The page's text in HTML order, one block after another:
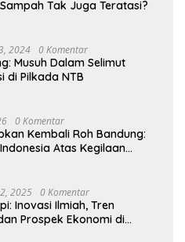
Tak Juga Teratasi?
2024 0 Komentar
Musuh Dalam Selimut
di Pilkada NTB
0 Komentar
Kembali Roh Bandung:
Atas Kegilaan
2025 0 Komentar
Inovasi Ilmiah, Tren
Prospek Ekonomi di